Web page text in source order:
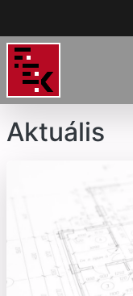
Aktuális